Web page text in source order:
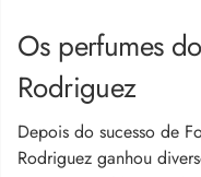
Os perfumes
Rodriguez
Depois do sucesso de
Rodriguez ganhou